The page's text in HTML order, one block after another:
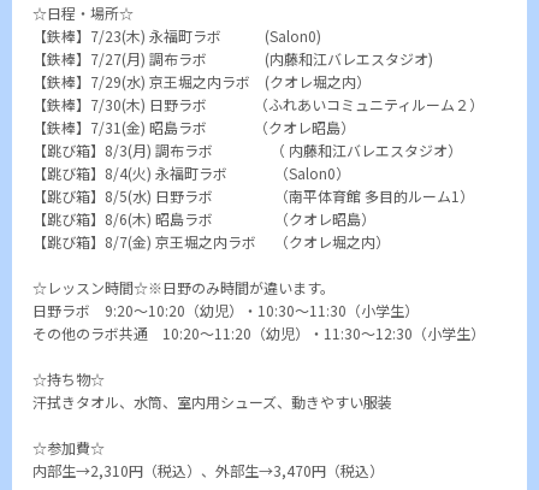
☆日程・場所☆
【鉄棒】7/23(木) 永福町ラボ (Salon0)
【鉄棒】7/27(月) 調布ラボ (内藤和江バレエスタジオ)
【鉄棒】7/29(水) 京王堀之内ラボ (クオレ堀之内）
【鉄棒】7/30(木) 日野ラボ （ふれあいコミュニティルーム２）
【鉄棒】7/31(金) 昭島ラボ （クオレ昭島）
【跳び箱】8/3(月) 調布ラボ （ 内藤和江バレエスタジオ）
【跳び箱】8/4(火) 永福町ラボ （Salon0）
【跳び箱】8/5(水) 日野ラボ （南平体育館 多目的ルーム1）
【跳び箱】8/6(木) 昭島ラボ （クオレ昭島）
【跳び箱】8/7(金) 京王堀之内ラボ （クオレ堀之内）
☆レッスン時間☆※日野のみ時間が違います。
日野ラボ 9:20～10:20（幼児）・10:30～11:30（小学生）
その他のラボ共通 10:20～11:20（幼児）・11:30～12:30（小学生）
☆持ち物☆
汗拭きタオル、水筒、室内用シューズ、動きやすい服装
☆参加費☆
内部生→2,310円（税込）、外部生→3,470円（税込）